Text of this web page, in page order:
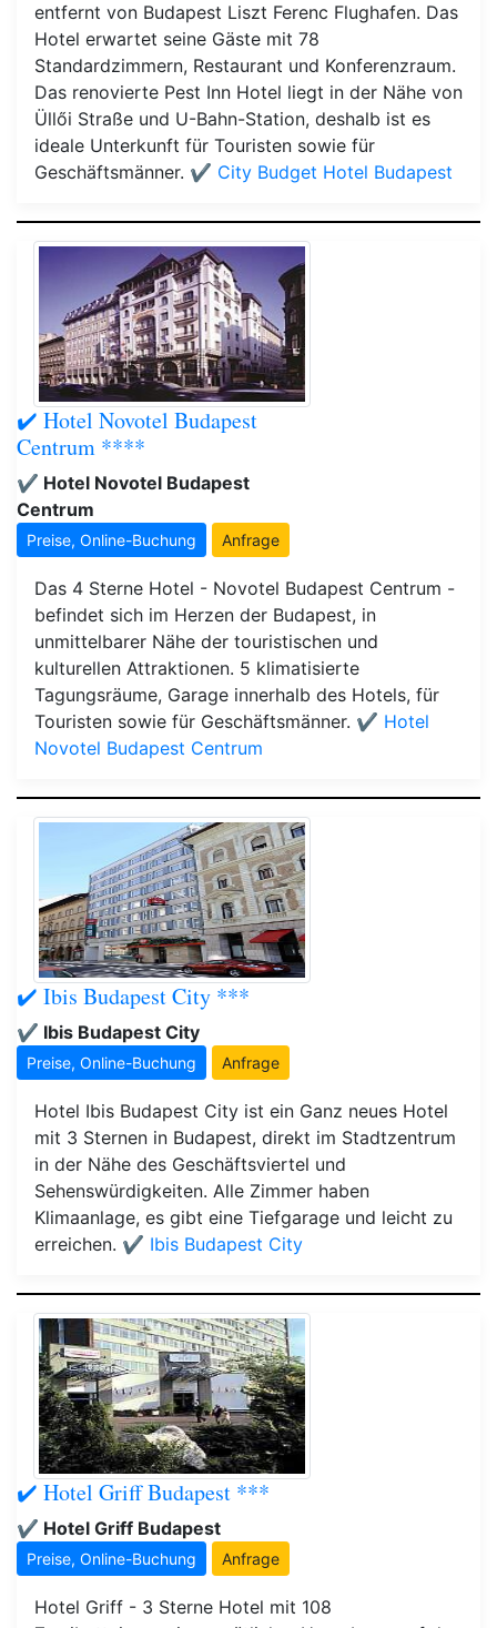
entfernt von Budapest Liszt Ferenc Flughafen. Das
Hotel erwartet seine Gäste mit 78
Standardzimmern, Restaurant und Konferenzraum.
Das renovierte Pest Inn Hotel liegt in der Nähe von
Üllői Straße und U-Bahn-Station, deshalb ist es
ideale Unterkunft für Touristen sowie für
Geschäftsmänner. ✔️ City Budget Hotel Budapest
✔️ Hotel Novotel Budapest
Centrum ****
✔️ Hotel Novotel Budapest
Centrum
Preise, Online-Buchung Anfrage
Das 4 Sterne Hotel - Novotel Budapest Centrum -
befindet sich im Herzen der Budapest, in
unmittelbarer Nähe der touristischen und
kulturellen Attraktionen. 5 klimatisierte
Tagungsräume, Garage innerhalb des Hotels, für
Touristen sowie für Geschäftsmänner. ✔️ Hotel
Novotel Budapest Centrum
✔️ Ibis Budapest City ***
✔️ Ibis Budapest City
Preise, Online-Buchung Anfrage
Hotel Ibis Budapest City ist ein Ganz neues Hotel
mit 3 Sternen in Budapest, direkt im Stadtzentrum
in der Nähe des Geschäftsviertel und
Sehenswürdigkeiten. Alle Zimmer haben
Klimaanlage, es gibt eine Tiefgarage und leicht zu
erreichen. ✔️ Ibis Budapest City
✔️ Hotel Griff Budapest ***
✔️ Hotel Griff Budapest
Preise, Online-Buchung Anfrage
Hotel Griff - 3 Sterne Hotel mit 108